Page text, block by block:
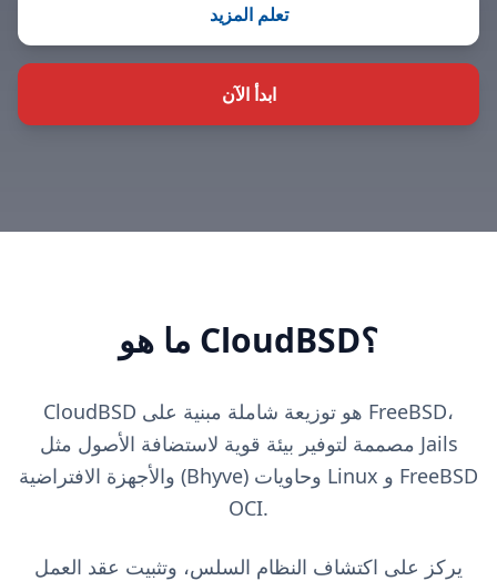
تعلم المزيد
ابدأ الآن
ما هو CloudBSD؟
CloudBSD هو توزيعة شاملة مبنية على FreeBSD،
مصممة لتوفير بيئة قوية لاستضافة الأصول مثل Jails
والأجهزة الافتراضية (Bhyve) وحاويات Linux و FreeBSD
OCI.
يركز على اكتشاف النظام السلس، وتثبيت عقد العمل